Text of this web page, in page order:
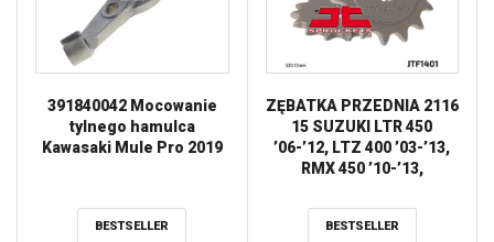
391840042 Mocowanie
tylnego hamulca
Kawasaki Mule Pro 2019
BESTSELLER
ZĘBATKA PRZEDNIA 2116
15 SUZUKI LTR 450
’06-’12, LTZ 400 ’03-’13,
RMX 450 ’10-’13,
HYOSUNG TE 450
(211615JT) (ŁAŃC. 520)
BESTSELLER